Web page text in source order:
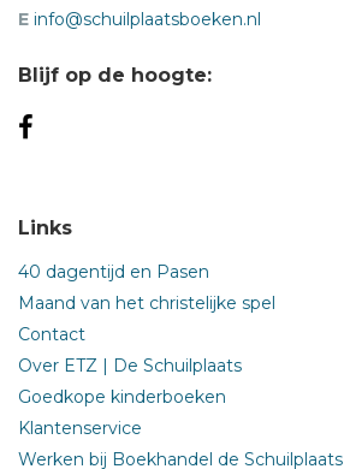
E info@schuilplaatsboeken.nl
Blijf op de hoogte:
Links
40 dagentijd en Pasen
Maand van het christelijke spel
Contact
Over ETZ | De Schuilplaats
Goedkope kinderboeken
Klantenservice
Werken bij Boekhandel de Schuilplaats